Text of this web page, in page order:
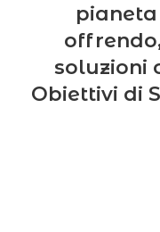
soluzioni
Obiettivi di